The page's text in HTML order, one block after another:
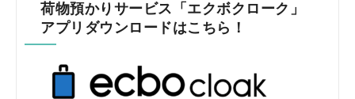
荷物預かりサービス「エクボクローク」
アプリダウンロードはこちら！